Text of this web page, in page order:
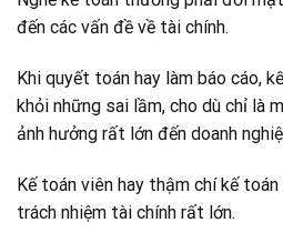
đến các vấn đề về tài chính.
Khi quyết toán hay làm báo cáo,
khỏi những sai lầm, cho dù chỉ là
ảnh hưởng rất lớn đến doanh
Kế toán viên hay thậm chí kế
trách nhiệm tài chính rất lớn.